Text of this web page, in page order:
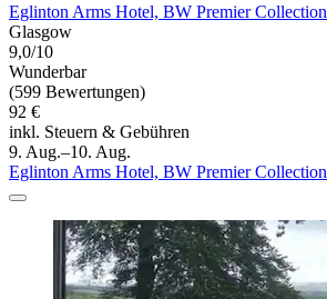
Eglinton Arms Hotel, BW Premier Collection
Glasgow
9,0/10
Wunderbar
(599 Bewertungen)
92 €
inkl. Steuern & Gebühren
9. Aug.–10. Aug.
Eglinton Arms Hotel, BW Premier Collection